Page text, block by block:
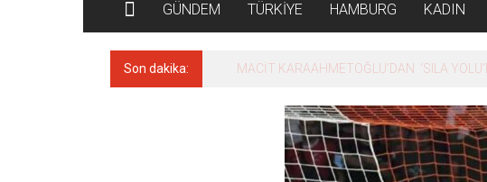
GÜNDEM TÜRKİYE HAMBURG KADIN
Son dakika: MACİT KARAAHMETOĞLU’DAN ‘SILA